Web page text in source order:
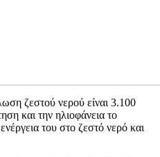
ζεστού νερού είναι 3.100
και την ηλιοφάνεια το
του στο ζεστό νερό και